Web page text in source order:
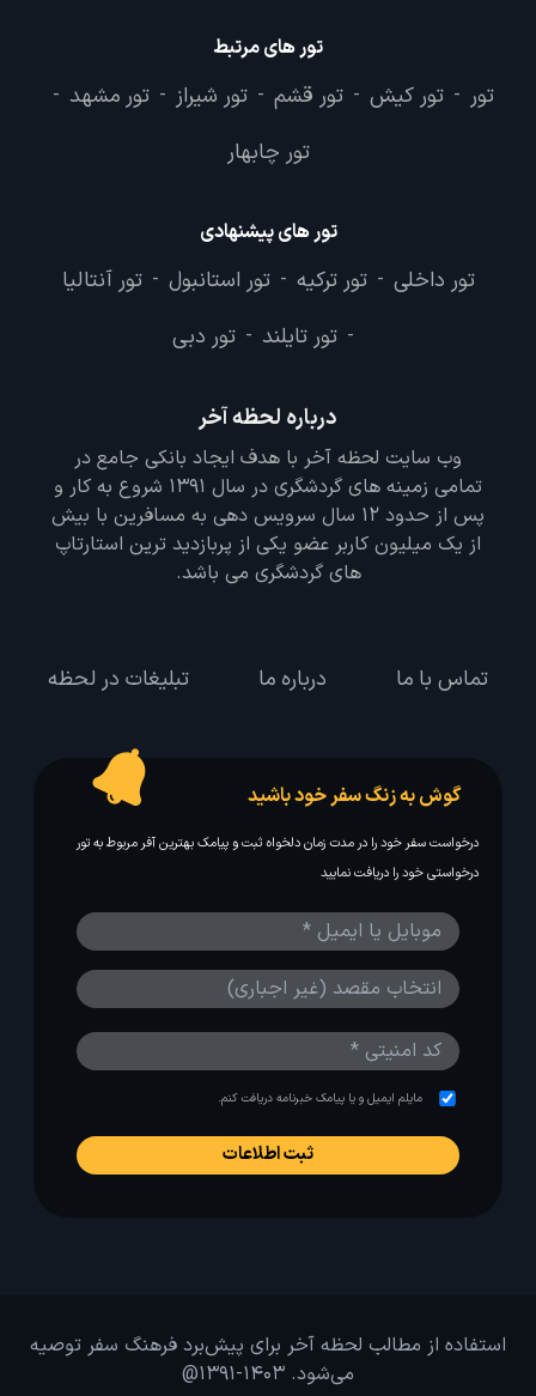
تور های مرتبط
تور - تور کیش - تور قشم - تور شیراز - تور مشهد -
تور چابهار
تور های پیشنهادی
تور داخلی - تور ترکیه - تور استانبول - تور آنتالیا
- تور تایلند - تور دبی
درباره لحظه آخر
وب سایت لحظه آخر با هدف ایجاد بانکی جامع در
تمامی زمینه های گردشگری در سال 1391 شروع به کار و
پس از حدود 12 سال سرویس دهی به مسافرین با بیش
از یک میلیون کاربر عضو یکی از پربازدید ترین استارتاپ
های گردشگری می باشد.
تماس با ما درباره ما تبلیغات در لحظه
گوش به زنگ سفر خود باشید
درخواست سفر خود را در مدت زمان دلخواه ثبت و پیامک بهترین آفر مربوط به تور
درخواستی خود را دریافت نمایید
مایلم ایمیل و یا پیامک خبرنامه دریافت کنم.
استفاده از مطالب لحظه آخر برای پیش‌برد فرهنگ سفر توصیه
می‌شود. 1403-1391@